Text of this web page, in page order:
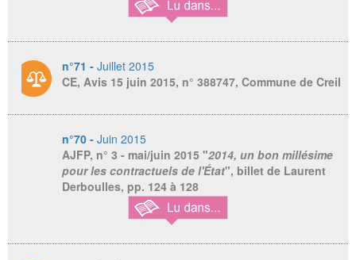
n°71 - Juillet 2015
CE, Avis 15 juin 2015, n° 388747, Commune de Creil
n°70 - Juin 2015
AJFP, n° 3 - mai/juin 2015 "2014, un bon millésime
pour les contractuels de l'État", billet de Laurent
Derboulles, pp. 124 à 128